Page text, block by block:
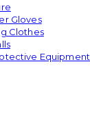
Gloves
Clothes
Equipment